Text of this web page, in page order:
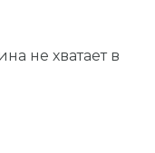
не хватает в